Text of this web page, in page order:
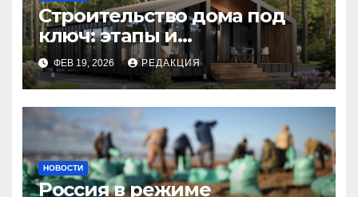
Строительство дома под
ключ: этапы и
планирование бюджета
ФЕВ 19, 2026 РЕДАКЦИЯ
НОВОСТИ
Россия в режиме